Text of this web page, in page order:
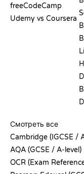
freeCodeCamp
Udemy vs Coursera
Смотреть все
Cambridge (IGCSE /
AQA (GCSE / A-level)